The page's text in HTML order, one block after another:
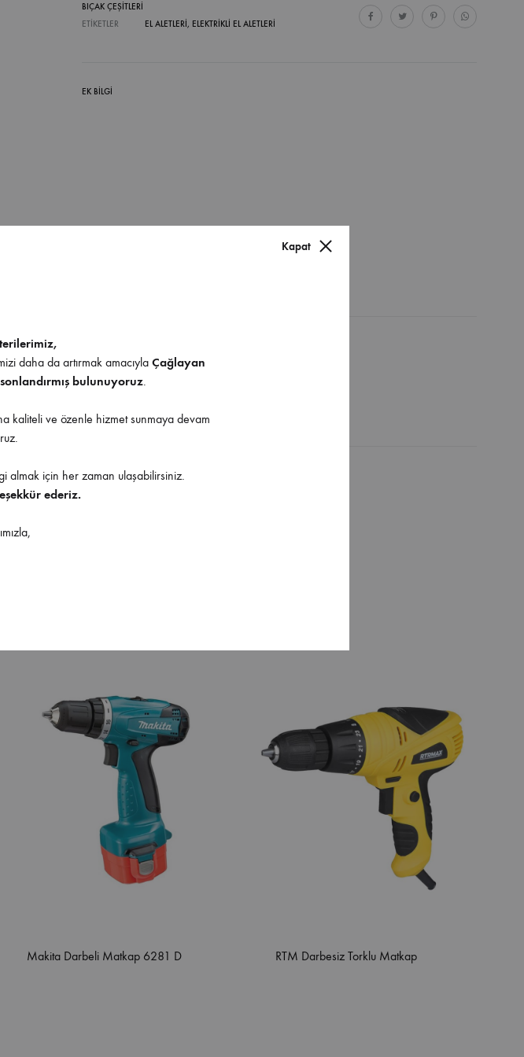
BIÇAK ÇEŞITLERI
ETIKETLER
EL ALETLERI, ELEKTRIKLI EL ALETLERI
EK BILGI
aksesuarlar
Makita Darbeli Matkap 6281 D RTM Darbesiz Torklu Matkap
Kapat
daha da artırmak amacıyla Çağlayan
bulunuyoruz.
kaliteli ve özenle hizmet sunmaya devam
almak için her zaman ulaşabilirsiniz.
ederiz.